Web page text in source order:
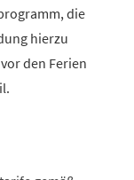
die
hierzu
den Ferien